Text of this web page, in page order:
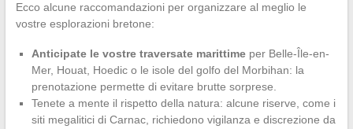
Ecco alcune raccomandazioni per organizzare al meglio le
vostre esplorazioni bretone:
Anticipate le vostre traversate marittimeper Belle-Île-en-
Mer, Houat, Hoedic o le isole del golfo del Morbihan: la
prenotazione permette di evitare brutte sorprese.
Tenete a mente il rispetto della natura: alcune riserve, come i
siti megalitici di Carnac, richiedono vigilanza e discrezione da